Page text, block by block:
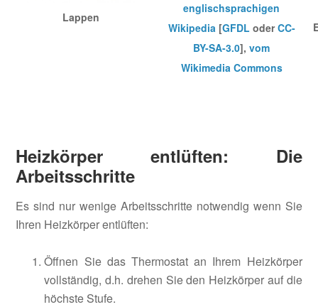
Lappen
englischsprachigen
Wikipedia[GFDL oderCC-
BY-SA-3.0],vom
Wikimedia Commons
Heizkörper entlüften: Die
Arbeitsschritte
Es sind nur wenige Arbeitsschritte notwendig wenn Sie
Ihren Heizkörper entlüften:
Öffnen Sie das Thermostat an Ihrem Heizkörper
vollständig, d.h. drehen Sie den Heizkörper auf die
höchste Stufe.